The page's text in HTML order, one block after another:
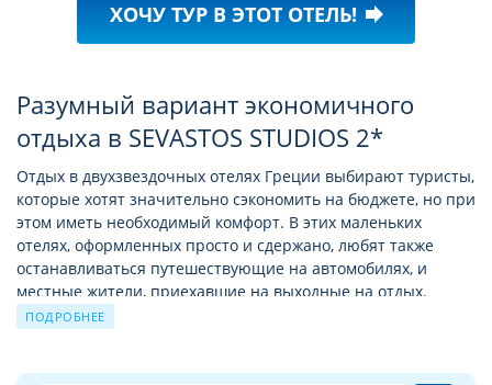
ХОЧУ ТУР В ЭТОТ ОТЕЛЬ! forward
Разумный вариант экономичного
отдыха в SEVASTOS STUDIOS 2*
Отдых в двухзвездочных отелях Греции выбирают туристы,
которые хотят значительно сэкономить на бюджете, но при
этом иметь необходимый комфорт. В этих маленьких
отелях, оформленных просто и сдержано, любят также
останавливаться путешествующие на автомобилях, и
местные жители, приехавшие на выходные на отдых.
ПОДРОБНЕЕ